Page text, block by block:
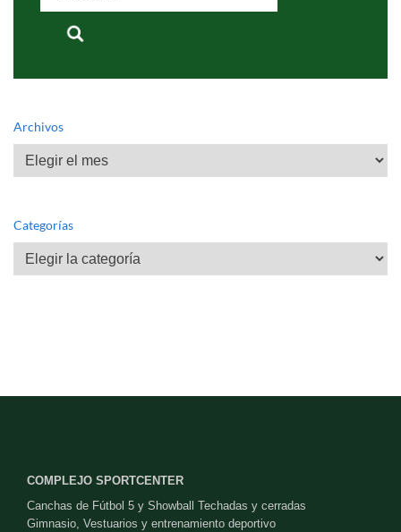
Archivos
Archivos
Categorías
Categorías
COMPLEJO SPORTCENTER
Canchas de Fútbol 5 y Showball Techadas y cerradas
Gimnasio, Vestuarios y entrenamiento deportivo